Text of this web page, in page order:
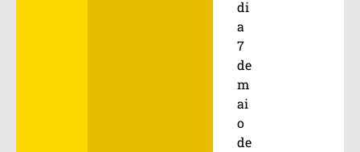
di
a
7
de
m
ai
o
de